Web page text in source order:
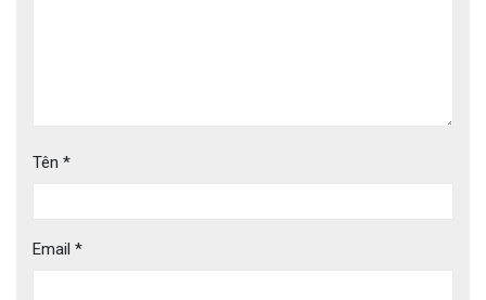
Tên *
Email *